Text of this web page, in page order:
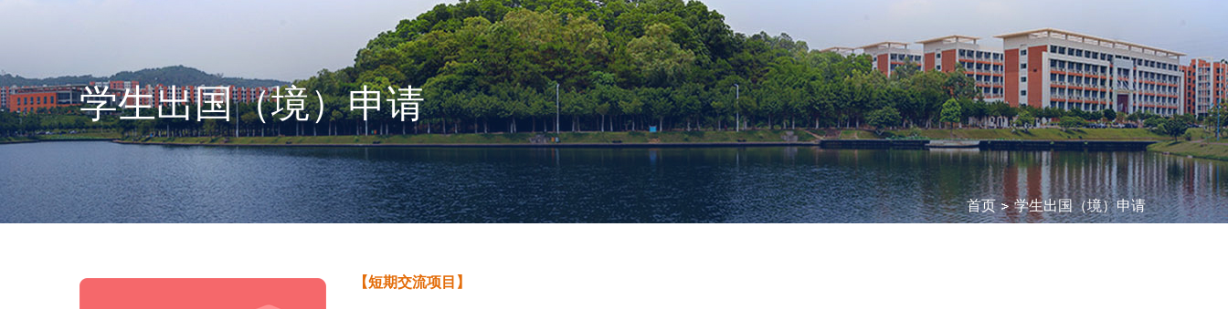
学生出国（境）申请
首页 学生出国（境）申请
【短期交流项目】